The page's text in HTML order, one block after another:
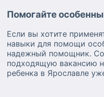
Помогайте
Если вы хотите
навыки для помощи
надежный помощник.
подходящую вакансию
ребенка в Ярославле